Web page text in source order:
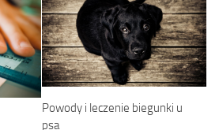
Powody i leczenie biegunki u
psa